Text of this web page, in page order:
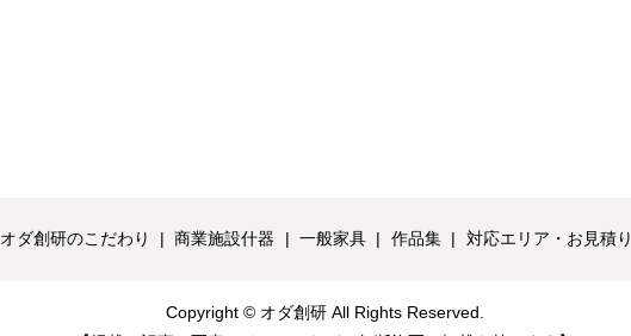
オダ創研のこだわり 商業施設什器 一般家具 作品集 対応エリア・お見積り
Copyright © オダ創研 All Rights Reserved.